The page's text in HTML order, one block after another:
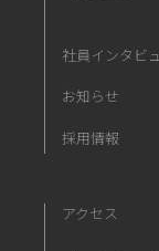
社員インタビ
お知らせ
採用情報
アクセス